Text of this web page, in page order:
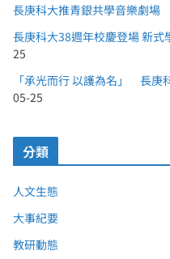
長庚科大推青銀共學音樂劇場
長庚科大38週年校慶登場 新
25
「承光而行 以護為名」 長庚
05-25
分類
人文生態
大事紀要
教研動態